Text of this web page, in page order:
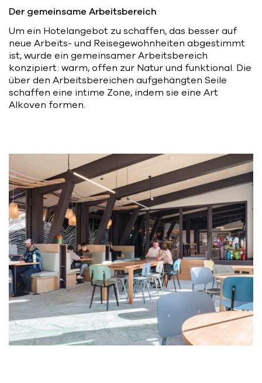
Der gemeinsame Arbeitsbereich
Um ein Hotelangebot zu schaffen, das besser auf
neue Arbeits- und Reisegewohnheiten abgestimmt
ist, wurde ein gemeinsamer Arbeitsbereich
konzipiert: warm, offen zur Natur und funktional. Die
über den Arbeitsbereichen aufgehängten Seile
schaffen eine intime Zone, indem sie eine Art
Alkoven formen.